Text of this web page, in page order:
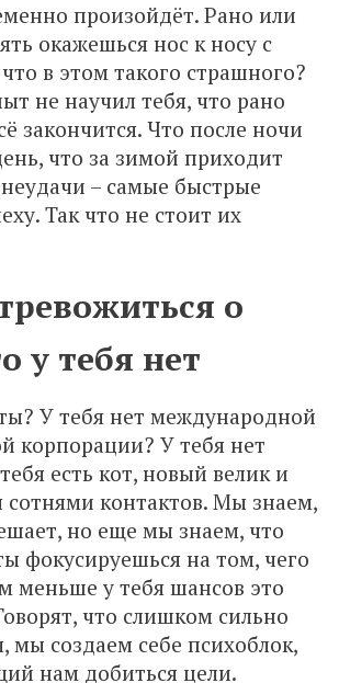
произойдёт. Рано или
окажешься нос к носу с
в этом такого страшного?
не научил тебя, что рано
закончится. Что после ночи
что за зимой приходит
– самые быстрые
Так что не стоит их
о
у тебя нет
У тебя нет международной
корпорации? У тебя нет
есть кот, новый велик и
сотнями контактов. Мы знаем,
но еще мы знаем, что
фокусируешься на том, чего
меньше у тебя шансов это
что слишком сильно
мы создаем себе психоблок,
нам добиться цели.